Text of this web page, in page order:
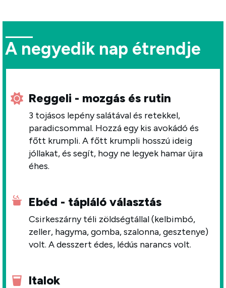
A negyedik nap étrendje
Reggeli - mozgás és rutin
3 tojásos lepény salátával és retekkel,
paradicsommal. Hozzá egy kis avokádó és
főtt krumpli. A főtt krumpli hosszú ideig
jóllakat, és segít, hogy ne legyek hamar újra
éhes.
Ebéd - tápláló választás
Csirkeszárny téli zöldségtállal (kelbimbó,
zeller, hagyma, gomba, szalonna, gesztenye)
volt. A desszert édes, lédús narancs volt.
Italok